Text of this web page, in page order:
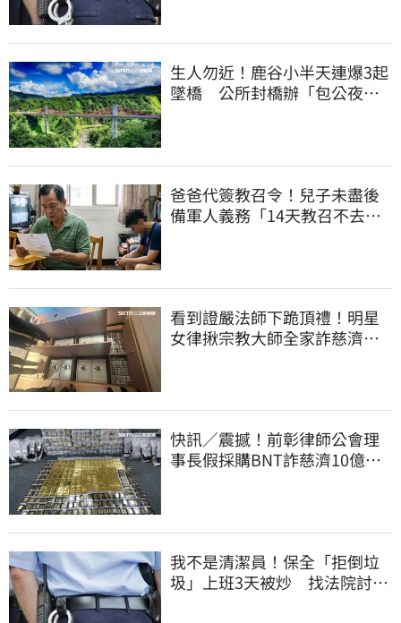
生人勿近！鹿谷小半天連爆3起
墜橋 公所封橋辦「包公夜
爸爸代簽教召令！兒子未盡後
備軍人義務「14天教召不去」
看到證嚴法師下跪頂禮！明星
女律揪宗教大師全家詐慈濟…
快訊／震撼！前彰律師公會理
事長假採購BNT詐慈濟10億、
我不是清潔員！保全「拒倒垃
圾」上班3天被炒 找法院討公